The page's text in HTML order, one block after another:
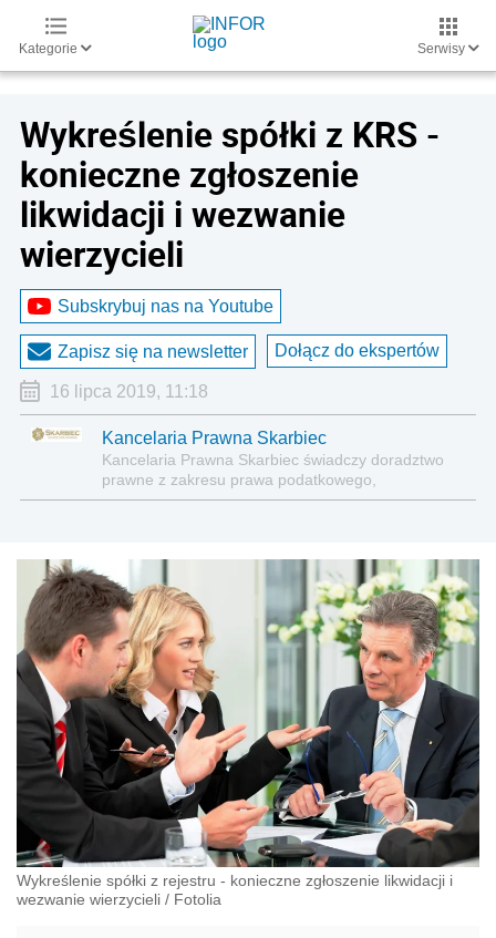
Kategorie Serwisy
Wykreślenie spółki z KRS -
konieczne zgłoszenie
likwidacji i wezwanie
wierzycieli
Subskrybuj nas na Youtube
Zapisz się na newsletter Dołącz do ekspertów
16 lipca 2019, 11:18
Kancelaria Prawna Skarbiec
Kancelaria Prawna Skarbiec świadczy doradztwo
prawne z zakresu prawa podatkowego,
gospodarczego, cywilnego i karnego.
Wykreślenie spółki z rejestru - konieczne zgłoszenie likwidacji i
wezwanie wierzycieli / Fotolia